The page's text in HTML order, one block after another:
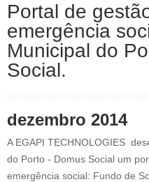
Soluções
Produtos
Serviços
Contactos
Área Cliente
Pesquisa
Portal de
emergência
Municipal do
Social.
dezembro 2014
A EGAPI TECHNOLOGIES
do Porto - Domus Social um
emergência social: Fundo de